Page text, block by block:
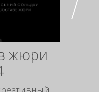
жюри